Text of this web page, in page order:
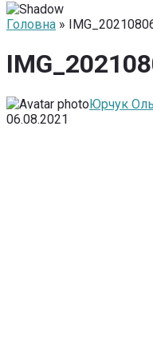
Головна »
Юрчук
06.08.2021